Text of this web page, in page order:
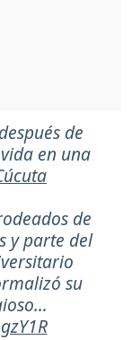
de
en una
de
y parte del
su